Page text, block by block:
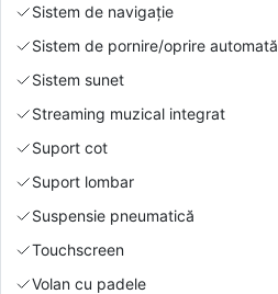
Sistem de navigație
Sistem de pornire/oprire automată
Sistem sunet
Streaming muzical integrat
Suport cot
Suport lombar
Suspensie pneumatică
Touchscreen
Volan cu padele